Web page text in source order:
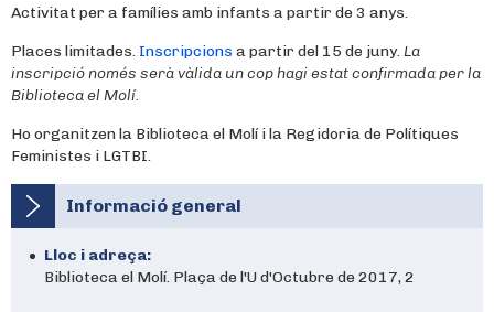
Activitat per a famílies amb infants a partir de 3 anys.
Places limitades. Inscripcions a partir del 15 de juny.La
inscripció només serà vàlida un cop hagi estat confirmada per la
Biblioteca el Molí.
Ho organitzen la Biblioteca el Molí i la Regidoria de Polítiques
Feministes i LGTBI.
Informació general
Lloc i adreça:
Biblioteca el Molí. Plaça de l'U d'Octubre de 2017, 2